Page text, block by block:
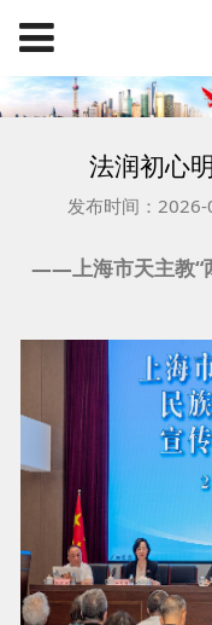
法润初心
发布时间：
——上海市天主教“